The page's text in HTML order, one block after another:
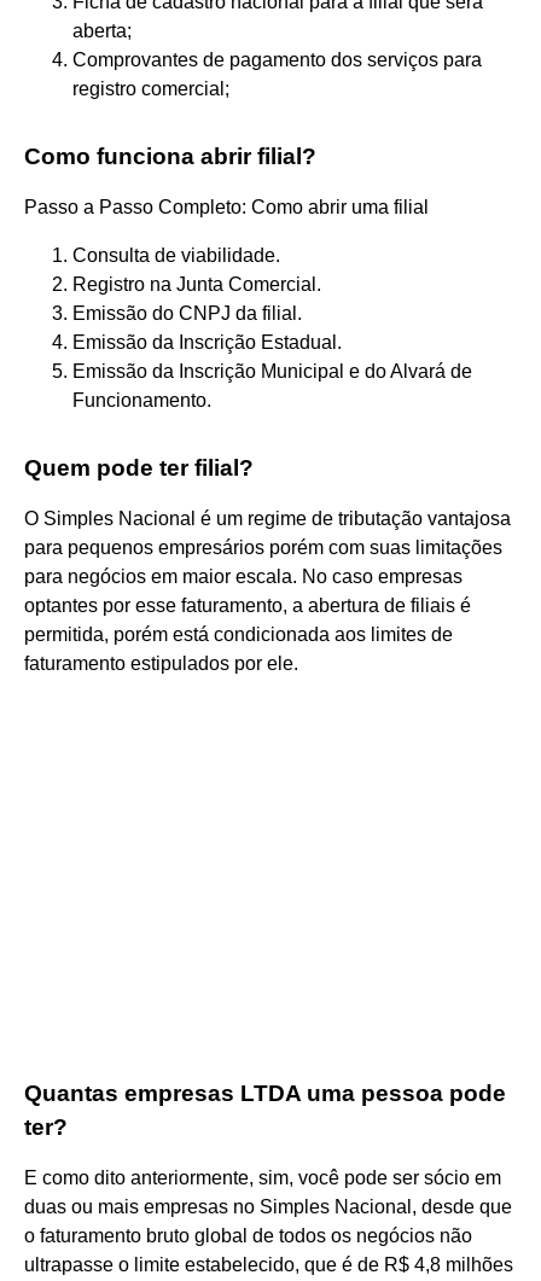
aberta;
Comprovantes de pagamento dos serviços para
registro comercial;
Como funciona abrir filial?
Passo a Passo Completo: Como abrir uma filial
Consulta de viabilidade.
Registro na Junta Comercial.
Emissão do CNPJ da filial.
Emissão da Inscrição Estadual.
Emissão da Inscrição Municipal e do Alvará de
Funcionamento.
Quem pode ter filial?
O Simples Nacional é um regime de tributação vantajosa
para pequenos empresários porém com suas limitações
para negócios em maior escala. No caso empresas
optantes por esse faturamento, a abertura de filiais é
permitida, porém está condicionada aos limites de
faturamento estipulados por ele.
Quantas empresas LTDA uma pessoa pode
ter?
E como dito anteriormente, sim, você pode ser sócio em
duas ou mais empresas no Simples Nacional, desde que
o faturamento bruto global de todos os negócios não
ultrapasse o limite estabelecido, que é de R$ 4,8 milhões